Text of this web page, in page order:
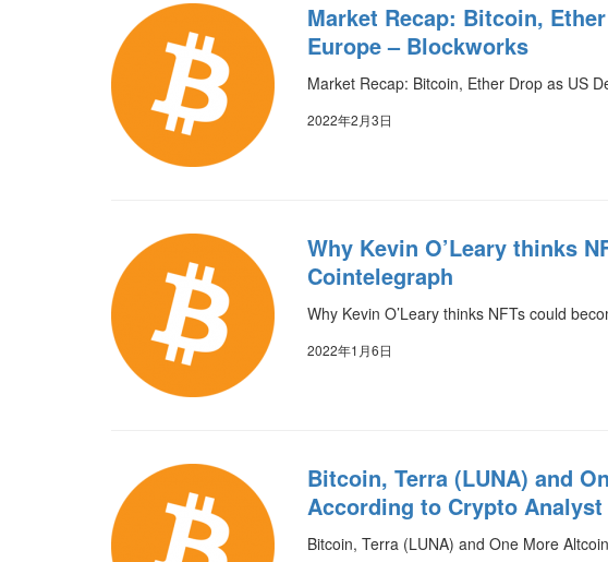
Market Recap: Bitcoin,
Europe – Blockworks
Market Recap: Bitcoin, Ether Drop as US
2022年2月3日
Why Kevin O’Leary thinks
Cointelegraph
Why Kevin O’Leary thinks NFTs could
2022年1月6日
Bitcoin, Terra (LUNA) and
According to Crypto Analyst
Bitcoin, Terra (LUNA) and One More